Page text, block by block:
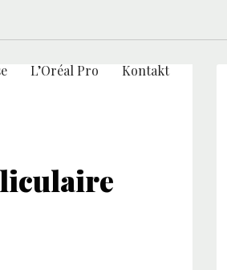
L’Oréal Pro Kontakt